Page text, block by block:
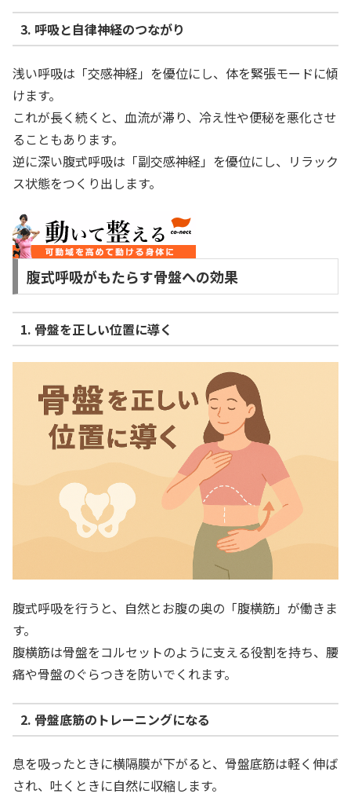
3. 呼吸と自律神経のつながり
浅い呼吸は「交感神経」を優位にし、体を緊張モードに傾
けます。
これが長く続くと、血流が滞り、冷え性や便秘を悪化させ
ることもあります。
逆に深い腹式呼吸は「副交感神経」を優位にし、リラック
ス状態をつくり出します。
腹式呼吸がもたらす骨盤への効果
1. 骨盤を正しい位置に導く
腹式呼吸を行うと、自然とお腹の奥の「腹横筋」が働きま
す。
腹横筋は骨盤をコルセットのように支える役割を持ち、腰
痛や骨盤のぐらつきを防いでくれます。
2. 骨盤底筋のトレーニングになる
息を吸ったときに横隔膜が下がると、骨盤底筋は軽く伸ば
され、吐くときに自然に収縮します。